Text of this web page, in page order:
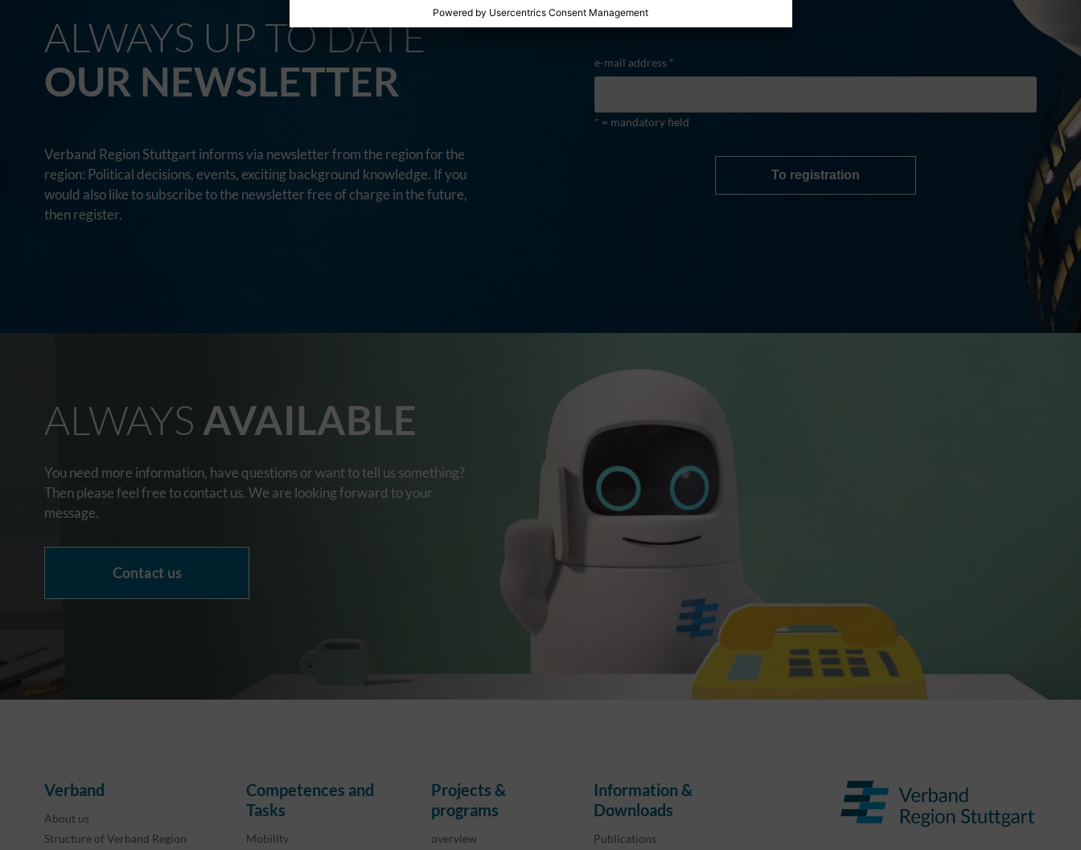
ALWAYS UP TO DATE
OUR NEWSLETTER
Verband Region Stuttgart informs via newsletter from the region for the
region: Political decisions, events, exciting background knowledge. If you
would also like to subscribe to the newsletter free of charge in the future,
then register.
e-mail address *
* = mandatory field
To registration
ALWAYS AVAILABLE
You need more information, have questions or want to tell us something?
Then please feel free to contact us. We are looking forward to your
message.
Contact us
Verband
About us
Structure of Verband Region
Competences and
Tasks
Mobility
Projects &
programs
overview
Information &
Downloads
Publications